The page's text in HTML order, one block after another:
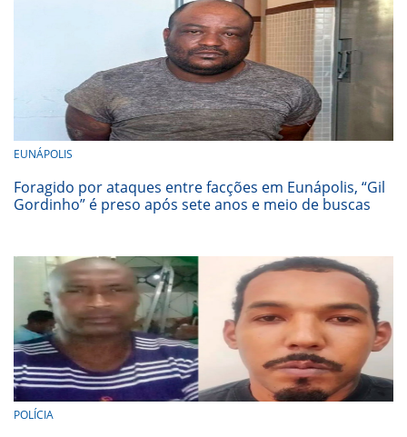
EUNÁPOLIS
Foragido por ataques entre facções em Eunápolis, “Gil
Gordinho” é preso após sete anos e meio de buscas
POLÍCIA